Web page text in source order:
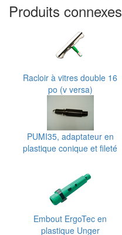
Produits connexes
Racloir à vitres double 16
po (v versa)
PUMI35, adaptateur en
plastique conique et fileté
Embout ErgoTec en
plastique Unger